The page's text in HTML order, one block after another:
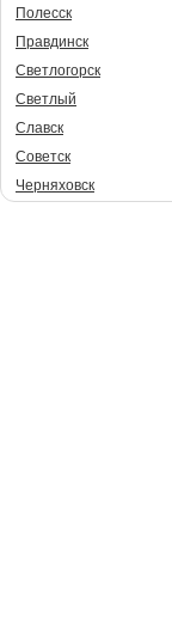
Полесск
Правдинск
Светлогорск
Светлый
Славск
Советск
Черняховск